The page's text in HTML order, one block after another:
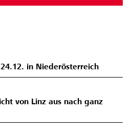
in Niederösterreich
von Linz aus nach ganz